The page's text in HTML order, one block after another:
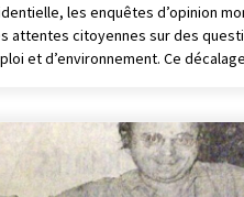
les enquêtes d’opinion
attentes citoyennes sur des
et d’environnement. Ce